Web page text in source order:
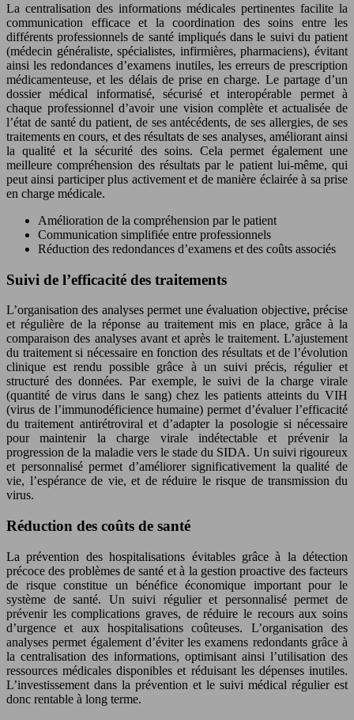
La centralisation des informations médicales pertinentes facilite la
communication efficace et la coordination des soins entre les
différents professionnels de santé impliqués dans le suivi du patient
(médecin généraliste, spécialistes, infirmières, pharmaciens), évitant
ainsi les redondances d’examens inutiles, les erreurs de prescription
médicamenteuse, et les délais de prise en charge. Le partage d’un
dossier médical informatisé, sécurisé et interopérable permet à
chaque professionnel d’avoir une vision complète et actualisée de
l’état de santé du patient, de ses antécédents, de ses allergies, de ses
traitements en cours, et des résultats de ses analyses, améliorant ainsi
la qualité et la sécurité des soins. Cela permet également une
meilleure compréhension des résultats par le patient lui-même, qui
peut ainsi participer plus activement et de manière éclairée à sa prise
en charge médicale.
Amélioration de la compréhension par le patient
Communication simplifiée entre professionnels
Réduction des redondances d’examens et des coûts associés
Suivi de l’efficacité des traitements
L’organisation des analyses permet une évaluation objective, précise
et régulière de la réponse au traitement mis en place, grâce à la
comparaison des analyses avant et après le traitement. L’ajustement
du traitement si nécessaire en fonction des résultats et de l’évolution
clinique est rendu possible grâce à un suivi précis, régulier et
structuré des données. Par exemple, le suivi de la charge virale
(quantité de virus dans le sang) chez les patients atteints du VIH
(virus de l’immunodéficience humaine) permet d’évaluer l’efficacité
du traitement antirétroviral et d’adapter la posologie si nécessaire
pour maintenir la charge virale indétectable et prévenir la
progression de la maladie vers le stade du SIDA. Un suivi rigoureux
et personnalisé permet d’améliorer significativement la qualité de
vie, l’espérance de vie, et de réduire le risque de transmission du
virus.
Réduction des coûts de santé
La prévention des hospitalisations évitables grâce à la détection
précoce des problèmes de santé et à la gestion proactive des facteurs
de risque constitue un bénéfice économique important pour le
système de santé. Un suivi régulier et personnalisé permet de
prévenir les complications graves, de réduire le recours aux soins
d’urgence et aux hospitalisations coûteuses. L’organisation des
analyses permet également d’éviter les examens redondants grâce à
la centralisation des informations, optimisant ainsi l’utilisation des
ressources médicales disponibles et réduisant les dépenses inutiles.
L’investissement dans la prévention et le suivi médical régulier est
donc rentable à long terme.